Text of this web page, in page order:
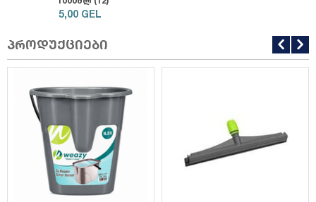
5,00 GEL
პროდუქციები